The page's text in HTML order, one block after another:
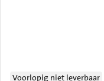
Voorlopig niet leverbaar